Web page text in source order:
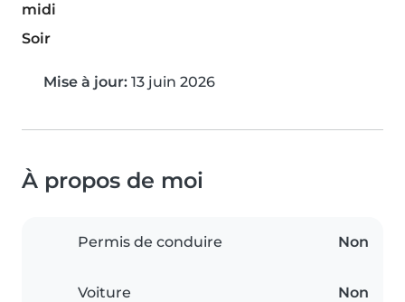
midi
Soir
Mise à jour: 13 juin 2026
À propos de moi
Permis de conduire Non
Voiture Non